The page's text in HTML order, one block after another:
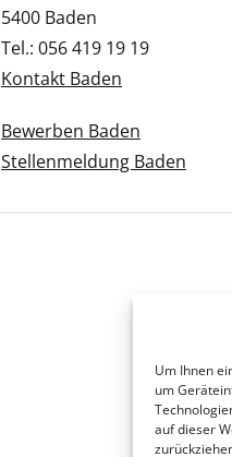
Um Ihnen
um
auf dieser
5400 Baden
Tel.: 056 419 19 19
Kontakt Baden
Bewerben Baden
Stellenmeldung Baden